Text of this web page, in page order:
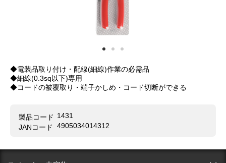
◆電装品取り付け・配線(細線)作業の必需品
◆細線(0.3sq以下)専用
◆コードの被覆取り・端子かしめ・コード切断ができる
製品コード 1431
JANコード
4905034014312